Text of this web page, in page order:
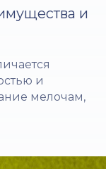
и
и
мелочам,